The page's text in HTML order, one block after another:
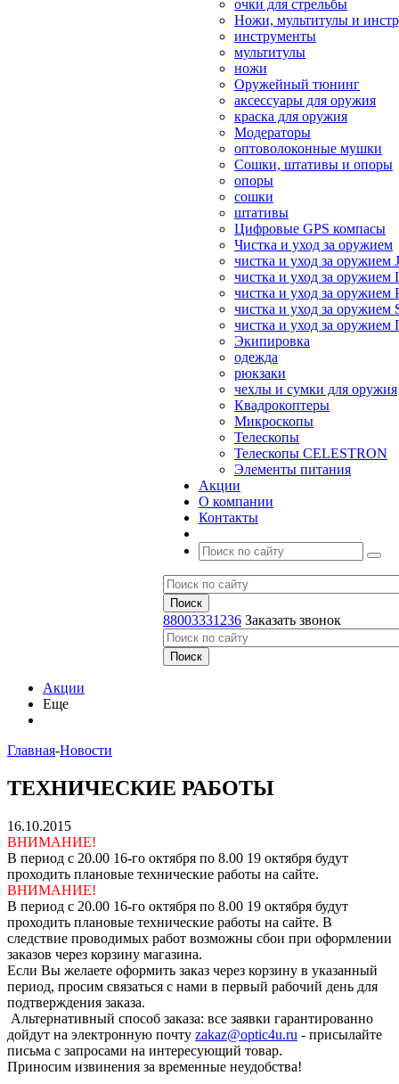
очки для стрельбы
Ножи, мультитулы и
инструменты
мультитулы
ножи
Оружейный тюнинг
аксессуары для оружия
краска для оружия
Модераторы
оптоволоконные мушки
Сошки, штативы и опоры
опоры
сошки
штативы
Цифровые GPS компасы
Чистка и уход за оружием
чистка и уход за оружием
чистка и уход за оружием
чистка и уход за оружием
чистка и уход за оружием
чистка и уход за
Экипировка
одежда
рюкзаки
чехлы и сумки для оружия
Квадрокоптеры
Микроскопы
Телескопы
Телескопы CELESTRON
Элементы питания
Акции
О компании
Контакты
88003331236 Заказать звонок
Акции
Еще
Главная-Новости
ТЕХНИЧЕСКИЕ РАБОТЫ
16.10.2015
ВНИМАНИЕ!
В период с 20.00 16-го октября по 8.00 19 октября будут
проходить плановые технические работы на сайте.
ВНИМАНИЕ!
В период с 20.00 16-го октября по 8.00 19 октября будут
проходить плановые технические работы на сайте. В
следствие проводимых работ возможны сбои при оформлении
заказов через корзину магазина.
Если Вы желаете оформить заказ через корзину в указанный
период, просим связаться с нами в первый рабочий день для
подтверждения заказа.
Альтернативный способ заказа: все заявки гарантированно
дойдут на электронную почту zakaz@optic4u.ru - присылайте
письма с запросами на интересующий товар.
Приносим извинения за временные неудобства!